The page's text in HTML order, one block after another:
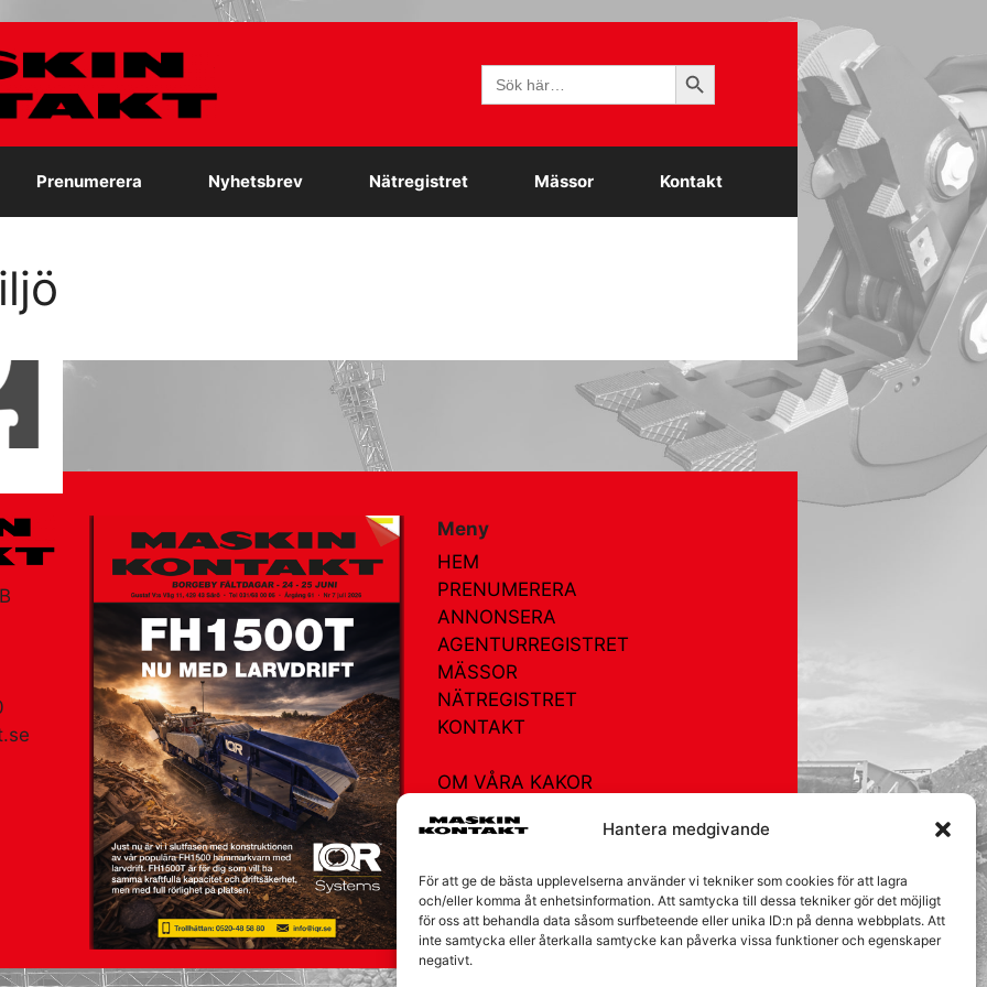
Hantera medgivande
För att ge de bästa upplevelserna använder vi tekniker som cookies för att lagra
och/eller komma åt enhetsinformation. Att samtycka till dessa tekniker gör det möjligt
för oss att behandla data såsom surfbeteende eller unika ID:n på denna webbplats. Att
inte samtycka eller återkalla samtycke kan påverka vissa funktioner och egenskaper
negativt.
Sök
efter:
Sökknapp
Prenumerera Nyhetsbrev Nätregistret Mässor Kontakt
Meny
HEM
PRENUMERERA
ANNONSERA
AGENTURREGISTRET
MÄSSOR
NÄTREGISTRET
KONTAKT
OM VÅRA KAKOR